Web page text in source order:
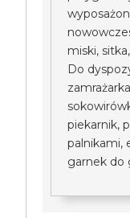
miski,
Do
piekarnik,
palnikami,
garnek do